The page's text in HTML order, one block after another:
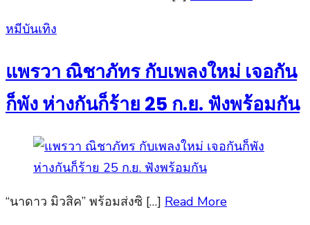
Posted
หมีบันเทิง
แพรวา ณิชาภัทร กับเพลงใหม่ เจอกัน
ก็พัง ห่างกันก็ร้าย 25 ก.ย. ฟังพร้อมกัน
“นาดาว มิวสิค” พร้อมส่งซิ […] Read More